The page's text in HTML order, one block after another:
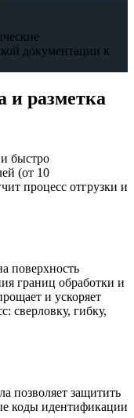
документации к
и разметка
быстро
(от 10
процесс отгрузки и
поверхность
границ обработки и
и ускоряет
сверловку, гибку,
позволяет защитить
коды идентификации